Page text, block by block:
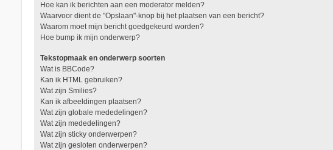
Hoe kan ik berichten aan een moderator melden?
Waarvoor dient de "Opslaan"-knop bij het plaatsen van een bericht?
Waarom moet mijn bericht goedgekeurd worden?
Hoe bump ik mijn onderwerp?
Tekstopmaak en onderwerp soorten
Wat is BBCode?
Kan ik HTML gebruiken?
Wat zijn Smilies?
Kan ik afbeeldingen plaatsen?
Wat zijn globale mededelingen?
Wat zijn mededelingen?
Wat zijn sticky onderwerpen?
Wat zijn gesloten onderwerpen?